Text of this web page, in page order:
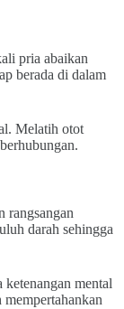
pria abaikan
berada di dalam
Melatih otot
rangsangan
darah sehingga
ketenangan mental